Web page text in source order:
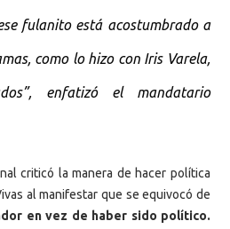
fulanito está acostumbrado a
como lo hizo con Iris Varela,
enfatizó el mandatario
criticó la manera de hacer política
al manifestar que se equivocó de
en vez de haber sido político.